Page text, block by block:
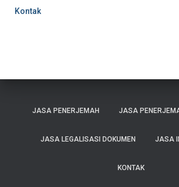
Kontak
JASA PENERJEMAH JASA
JASA LEGALISASI DOKUMEN JASA
KONTAK